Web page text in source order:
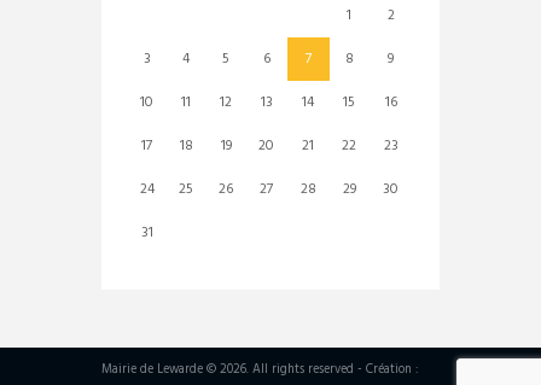
1
2
3
4 5 6 7 8
9
10
11 12 13 14 15
16
17
18 19 20 21 22
23
24
25 26 27 28 29
30
31
Mairie de Lewarde © 2026. All rights reserved - Création :